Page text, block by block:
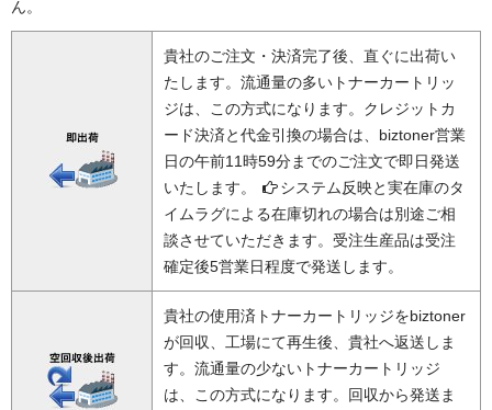
ん。
貴社のご注文・決済完了後、直ぐに出荷い
たします。流通量の多いトナーカートリッ
ジは、この方式になります。クレジットカ
ード決済と代金引換の場合は、biztoner営業
日の午前11時59分までのご注文で即日発送
いたします。
システム反映と実在庫のタ
イムラグによる在庫切れの場合は別途ご相
談させていただきます。受注生産品は受注
確定後5営業日程度で発送します。
貴社の使用済トナーカートリッジをbiztoner
が回収、工場にて再生後、貴社へ返送しま
す。流通量の少ないトナーカートリッジ
は、この方式になります。回収から発送ま